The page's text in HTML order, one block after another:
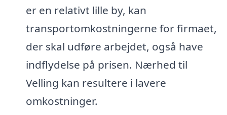
er en relativt lille by, kan
transportomkostningerne for firmaet,
der skal udføre arbejdet, også have
indflydelse på prisen. Nærhed til
Velling kan resultere i lavere
omkostninger.